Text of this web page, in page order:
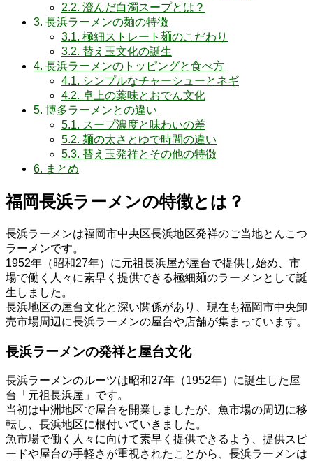
2.2. 澄んだ白濁スープとは？
3. 長浜ラーメンの麺の特徴
3.1. 極細ストレート麺のこだわり
3.2. 替え玉文化の誕生
4. 長浜ラーメンのトッピングと食べ方
4.1. シンプルなチャーシューとネギ
4.2. 卓上の薬味とおでん文化
5. 博多ラーメンとの違い
5.1. スープ濃度と味わいの差
5.2. 麺の太さとゆで時間の違い
5.3. 替え玉発祥とその他の特徴
6. まとめ
福岡長浜ラーメンの特徴とは？
長浜ラーメンは福岡市中央区長浜地区発祥のご当地とんこつ
ラーメンです。
1952年（昭和27年）に元祖長浜屋が屋台で提供し始め、市
場で働く人々に素早く提供できる極細麺のラーメンとして誕
生しました。
長浜地区の屋台文化と深い関係があり、現在も福岡市中央卸
売市場周辺に長浜ラーメンの屋台や店舗が集まっています。
長浜ラーメンの発祥と屋台文化
長浜ラーメンのルーツは昭和27年（1952年）に誕生した屋
台「元祖長浜屋」です。
当初は中洲地区で屋台を開業しましたが、魚市場の周辺に移
転し、長浜地区に根付いていきました。
魚市場で働く人々に向けて素早く提供できるよう、提供スピ
ードや屋台の手軽さが重視されたことから、長浜ラーメンは